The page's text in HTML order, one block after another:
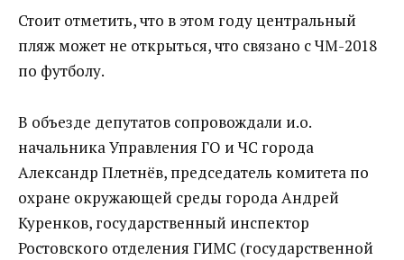
Стоит отметить, что в этом году центральный
пляж может не открыться, что связано с ЧМ-2018
по футболу.
В объезде депутатов сопровождали и.о.
начальника Управления ГО и ЧС города
Александр Плетнёв, председатель комитета по
охране окружающей среды города Андрей
Куренков, государственный инспектор
Ростовского отделения ГИМС (государственной